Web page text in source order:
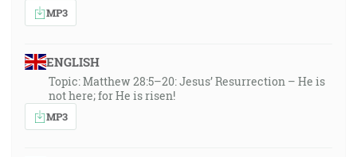
MP3
ENGLISH
Topic: Matthew 28:5–20: Jesus’ Resurrection – He is
not here; for He is risen!
MP3